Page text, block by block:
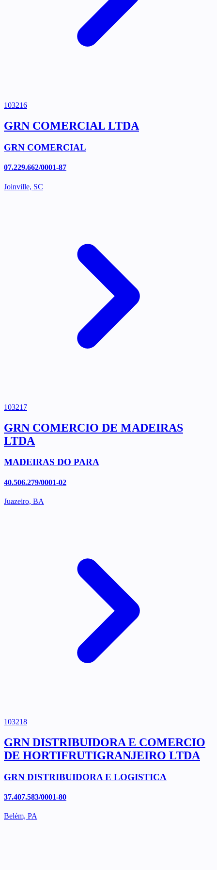
103216
GRN COMERCIAL LTDA
GRN COMERCIAL
07.229.662/0001-87
Joinville, SC
103217
GRN COMERCIO DE MADEIRAS
LTDA
MADEIRAS DO PARA
40.506.279/0001-02
Juazeiro, BA
103218
GRN DISTRIBUIDORA E COMERCIO
DE HORTIFRUTIGRANJEIRO LTDA
GRN DISTRIBUIDORA E LOGISTICA
37.407.583/0001-80
Belém, PA